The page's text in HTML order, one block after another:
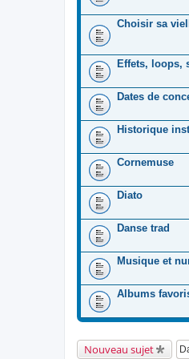
Choisir sa
Effets, loops,
Dates de
Historique
Cornemuse
Diato
Danse trad
Musique et
Albums
Nouveau sujet